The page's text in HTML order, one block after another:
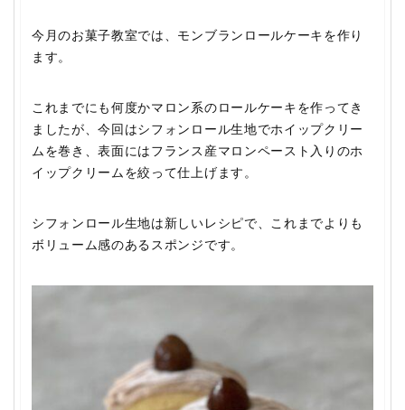
今月のお菓子教室では、モンブランロールケーキを作り
ます。
これまでにも何度かマロン系のロールケーキを作ってき
ましたが、今回はシフォンロール生地でホイップクリー
ムを巻き、表面にはフランス産マロンペースト入りのホ
イップクリームを絞って仕上げます。
シフォンロール生地は新しいレシピで、これまでよりも
ボリューム感のあるスポンジです。